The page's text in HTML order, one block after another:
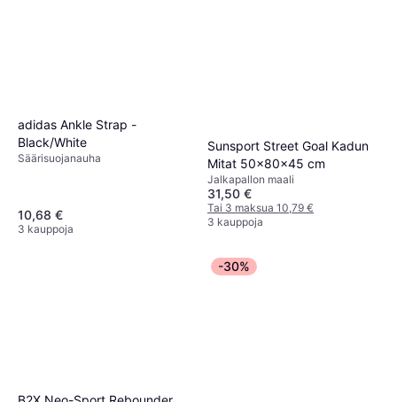
adidas Ankle Strap -
Black/White
Säärisuojanauha
10,68 €
3 kauppoja
Sunsport Street Goal Kadun
Mitat 50x80x45 cm
Jalkapallon maali
31,50 €
Tai 3 maksua 10,79 €
3 kauppoja
-30%